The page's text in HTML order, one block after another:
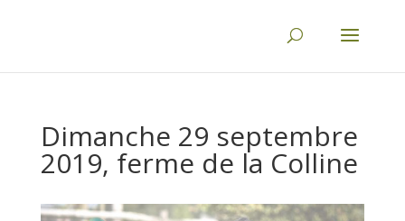
Dimanche 29 septembre
2019, ferme de la Colline